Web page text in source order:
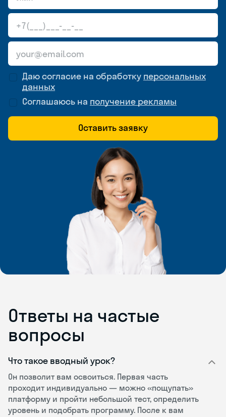
Даю согласие на обработку персональных
данных
Соглашаюсь на получение рекламы
Оставить заявку
Ответы на частые
вопросы
Что такое вводный урок?
Он позволит вам освоиться. Первая часть
проходит индивидуально — можно «пощупать»
платформу и пройти небольшой тест, определить
уровень и подобрать программу. После к вам